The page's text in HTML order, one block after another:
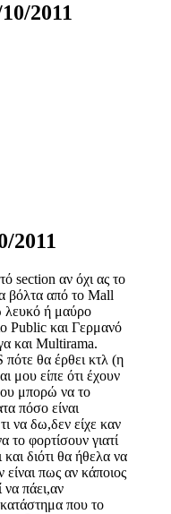
2011
2011
section αν όχι ας το
βόλτα από τo Mall
λευκό ή μαύρο
Public και Γερμανό
και Multirama.
πότε θα έρθει κτλ (η
μου είπε ότι έχουν
μπορώ να το
πόσο είναι
να δω,δεν είχε καν
το φορτίσουν γιατί
διότι θα ήθελα να
πως αν κάποιος
να πάει,αν
που το